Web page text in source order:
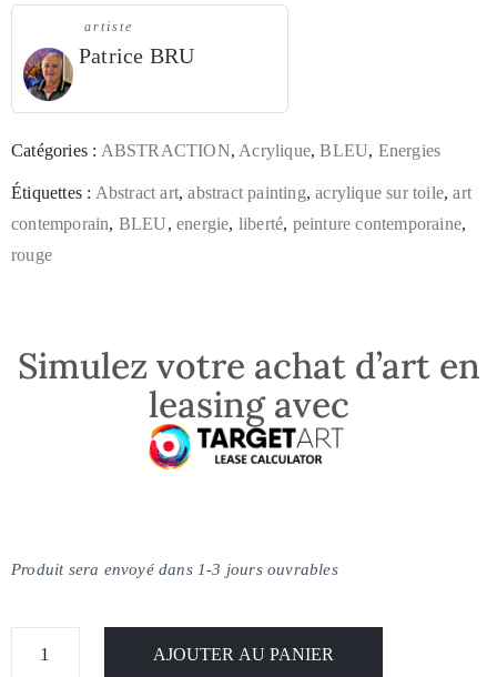
artiste
Patrice BRU
Catégories : ABSTRACTION, Acrylique,BLEU, Energies
Étiquettes : Abstract art,abstract painting,acrylique sur toile,art
contemporain, BLEU,energie, liberté, peinture contemporaine,
rouge
Simulez votre achat d’art en
leasing avec
Produit sera envoyé dans 1-3 jours ouvrables
AJOUTER AU PANIER